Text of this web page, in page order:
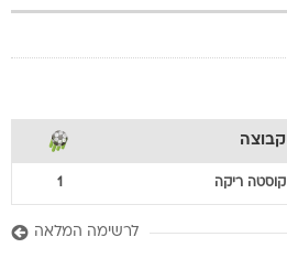
קבוצה
קוסטה ריקה 1
לרשימה המלאה